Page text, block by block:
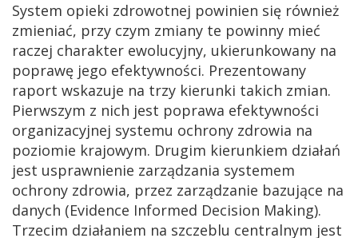
System opieki zdrowotnej powinien się również
zmieniać, przy czym zmiany te powinny mieć
raczej charakter ewolucyjny, ukierunkowany na
poprawę jego efektywności. Prezentowany
raport wskazuje na trzy kierunki takich zmian.
Pierwszym z nich jest poprawa efektywności
organizacyjnej systemu ochrony zdrowia na
poziomie krajowym. Drugim kierunkiem działań
jest usprawnienie zarządzania systemem
ochrony zdrowia, przez zarządzanie bazujące na
danych (Evidence Informed Decision Making).
Trzecim działaniem na szczeblu centralnym jest